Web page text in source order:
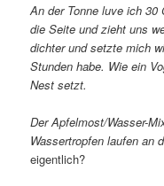
An der Tonne luve ich
die Seite und zieht uns
dichter und setzte mich
Stunden habe. Wie ein
Nest setzt.
Der Apfelmost/Wasser-
Wassertropfen laufen an
eigentlich?